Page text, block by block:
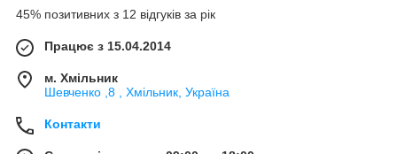
45% позитивних з 12 відгуків за рік
Працює з 15.04.2014
м. Хмільник
Шевченко ,8 , Хмільник, Україна
Контакти